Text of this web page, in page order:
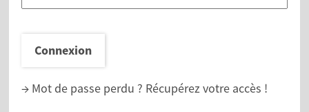
Connexion
→ Mot de passe perdu ? Récupérez votre accès !